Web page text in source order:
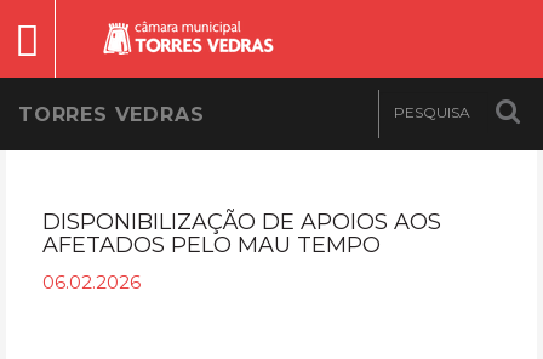
TORRES VEDRAS
DISPONIBILIZAÇÃO DE APOIOS AOS
AFETADOS PELO MAU TEMPO
06.02.2026